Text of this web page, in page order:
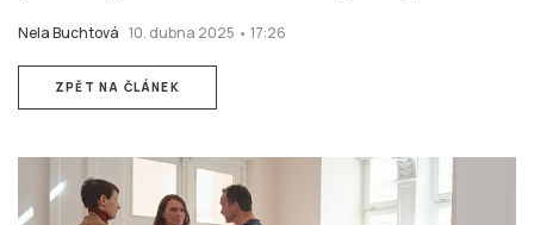
Nela Buchtová 10. dubna 2025 • 17:26
ZPĚT NA ČLÁNEK